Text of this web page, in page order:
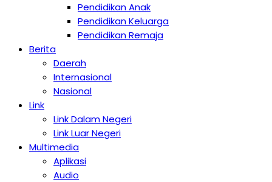
Pendidikan Anak
Pendidikan Keluarga
Pendidikan Remaja
Berita
Daerah
Internasional
Nasional
Link
Link Dalam Negeri
Link Luar Negeri
Multimedia
Aplikasi
Audio